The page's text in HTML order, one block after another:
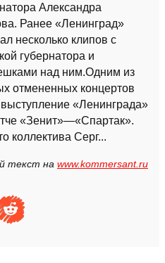
Александра
Ранее «Ленинград»
несколько клипов с
губернатора и
над ним.Одним из
отмененных концертов
«Ленинграда»
«Зенит»—«Спартак».
коллектива Серг...
текст на www.kommersant.ru